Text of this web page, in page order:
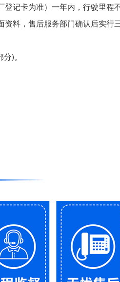
记卡为准）一年内，行驶里
料，售后服务部门确认后实行三
)。